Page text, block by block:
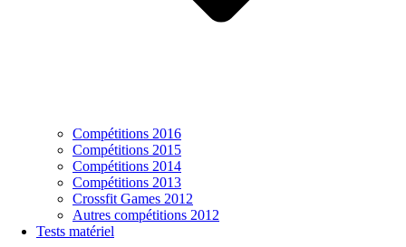
Compétitions 2016
Compétitions 2015
Compétitions 2014
Compétitions 2013
Crossfit Games 2012
Autres compétitions 2012
Tests matériel